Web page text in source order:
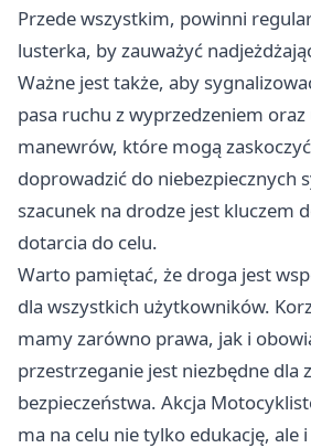
Przede wszystkim, powinni
lusterka, by zauważyć
Ważne jest także, aby
pasa ruchu z wyprzedzeniem oraz
manewrów, które mogą
doprowadzić do niebezpiecznych
szacunek na drodze jest kluczem
dotarcia do celu.
Warto pamiętać, że droga jest
dla wszystkich użytkowników.
mamy zarówno prawa, jak i
przestrzeganie jest niezbędne dla
bezpieczeństwa. Akcja
ma na celu nie tylko edukację, ale